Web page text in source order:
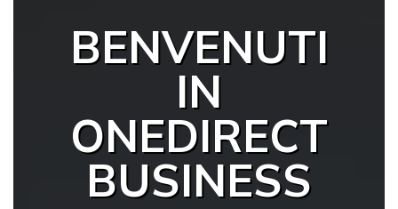
BENVENUTI
IN
ONEDIRECT
BUSINESS